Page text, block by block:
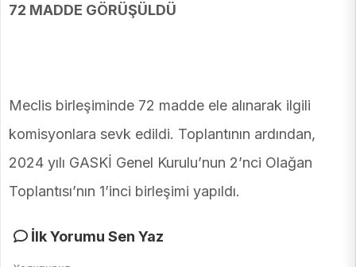
72 MADDE GÖRÜŞÜLDÜ
Meclis birleşiminde 72 madde ele alınarak ilgili
komisyonlara sevk edildi. Toplantının ardından,
2024 yılı GASKİ Genel Kurulu’nun 2’nci Olağan
Toplantısı’nın 1’inci birleşimi yapıldı.
İlk Yorumu Sen Yaz